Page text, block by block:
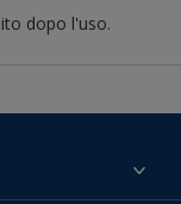
dopo l'uso.